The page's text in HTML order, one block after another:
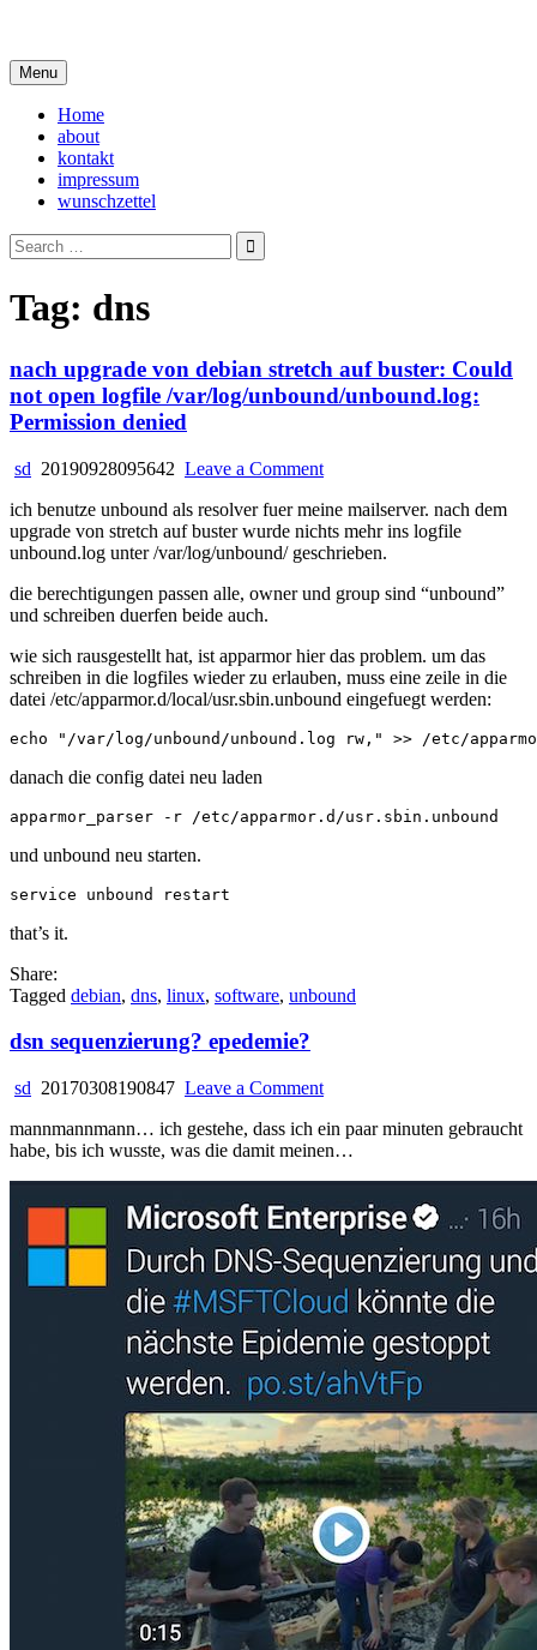
content
Menu
Home
about
kontakt
impressum
wunschzettel
Search
for:
Tag: dns
nach upgrade von debian stretch auf buster: Could
not open logfile /var/log/unbound/unbound.log:
Permission denied
sd 20190928095642 Leave a Commenton
upgrade
von
debian
auf
not
open
logfile
Permission
ich benutze unbound als resolver fuer meine mailserver. nach dem
upgrade von stretch auf buster wurde nichts mehr ins logfile
unbound.log unter /var/log/unbound/ geschrieben.
die berechtigungen passen alle, owner und group sind “unbound”
und schreiben duerfen beide auch.
wie sich rausgestellt hat, ist apparmor hier das problem. um das
schreiben in die logfiles wieder zu erlauben, muss eine zeile in die
datei /etc/apparmor.d/local/usr.sbin.unbound eingefuegt werden:
danach die config datei neu laden
und unbound neu starten.
that’s it.
Share:
Tagged debian, dns, linux, software, unbound
dsn sequenzierung? epedemie?
sd 20170308190847 Leave a Commenton
sequenzierung?
epedemie?
mannmannmann… ich gestehe, dass ich ein paar minuten gebraucht
habe, bis ich wusste, was die damit meinen…